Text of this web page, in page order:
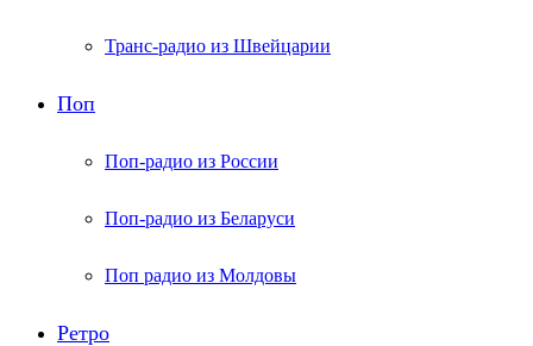
Транс-радио из Швейцарии
Поп
Поп-радио из России
Поп-радио из Беларуси
Поп радио из Молдовы
Ретро